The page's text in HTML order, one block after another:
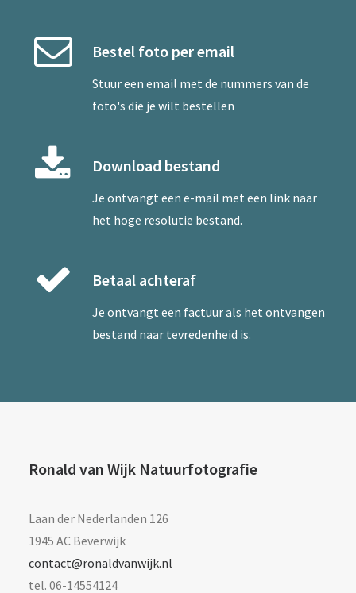
Bestel foto per email
Stuur een email met de nummers van de
foto's die je wilt bestellen
Download bestand
Je ontvangt een e-mail met een link naar
het hoge resolutie bestand.
Betaal achteraf
Je ontvangt een factuur als het ontvangen
bestand naar tevredenheid is.
Ronald van Wijk Natuurfotografie
Laan der Nederlanden 126
1945 AC Beverwijk
contact@ronaldvanwijk.nl
tel. 06-14554124